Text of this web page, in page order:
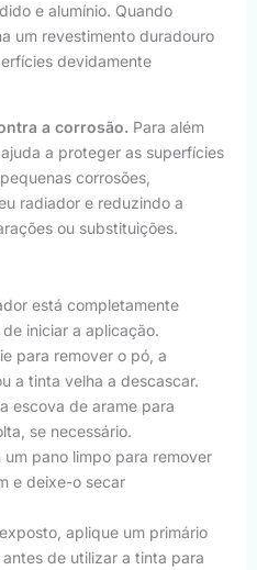
e alumínio. Quando
um revestimento duradouro
devidamente
a corrosão. Para além
a proteger as superfícies
corrosões,
radiador e reduzindo a
ou substituições.
está completamente
iniciar a aplicação.
para remover o pó, a
a tinta velha a descascar.
escova de arame para
se necessário.
pano limpo para remover
e deixe-o secar
aplique um primário
de utilizar a tinta para